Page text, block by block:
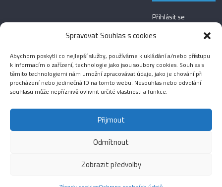
Spravovat Souhlas s cookies
Abychom poskytli co nejlepší služby, používáme k ukládání a/nebo přístupu
k informacím o zařízení, technologie jako jsou soubory cookies. Souhlas s
těmito technologiemi nám umožní zpracovávat údaje, jako je chování při
procházení nebo jedinečná ID na tomto webu. Nesouhlas nebo odvolání
souhlasu může nepříznivě ovlivnit určité vlastnosti a funkce.
Přijmout
Odmítnout
Zobrazit předvolby
Přihlásit se
Zdroj kanálů
Kanál komentářů
Česká lokalizace
Fotografie Audio
Copyright © 2026Média IKSŽ. All rights reserved.
Theme: ColorMag Pro byThemeGrill. Drevet av